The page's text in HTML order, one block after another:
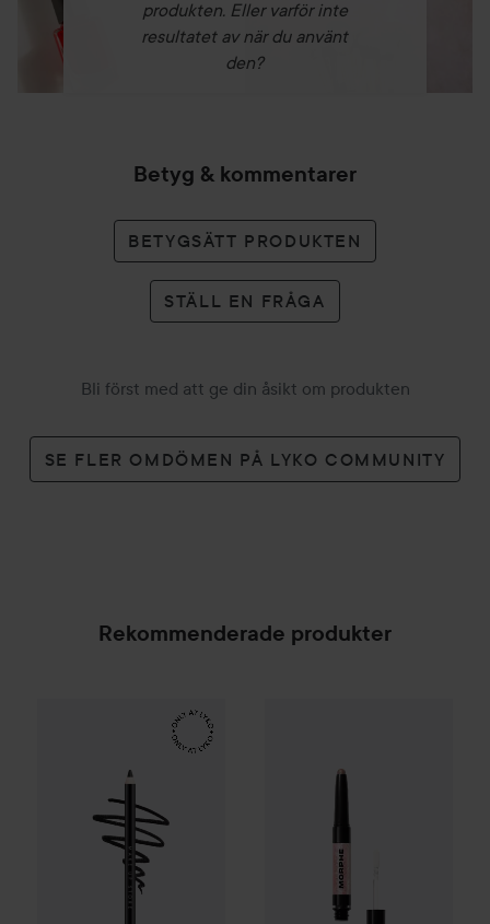
produkten. Eller varför inte
resultatet av när du använt
den?
Betyg & kommentarer
BETYGSÄTT PRODUKTEN
STÄLL EN FRÅGA
Bli först med att ge din åsikt om produkten
SE FLER OMDÖMEN PÅ LYKO COMMUNITY
Rekommenderade produkter
Make Up Store